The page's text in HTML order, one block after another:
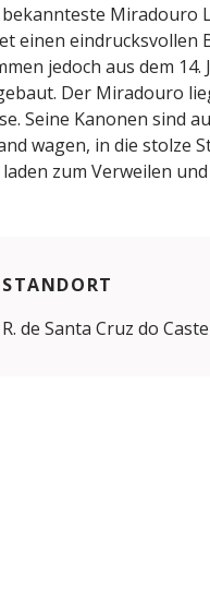
Miradouro
einen eindrucksvollen
jedoch aus dem
Der Miradouro
Seine Kanonen sind
wagen, in die stolze
zum Verweilen
STANDORT
R. de Santa Cruz do